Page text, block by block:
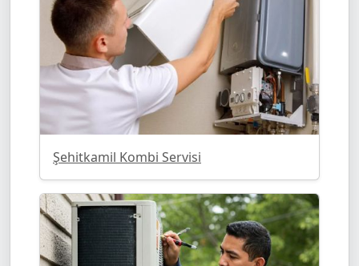
Şehitkamil Kombi Servisi